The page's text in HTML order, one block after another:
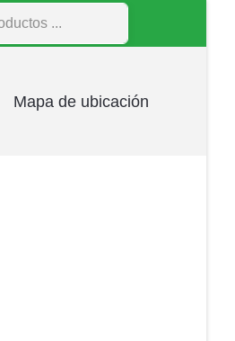
Mapa de ubicación